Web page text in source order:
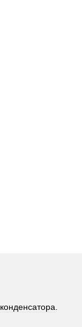
конденсатора